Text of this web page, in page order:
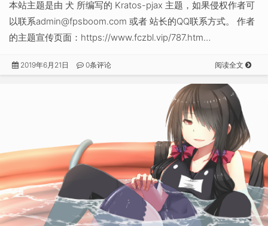
本站主题是由 犬 所编写的 Kratos-pjax 主题，如果侵权作者可
以联系admin@fpsboom.com 或者 站长的QQ联系方式。 作者
的主题宣传页面：https://www.fczbl.vip/787.htm…
2019年6月21日 0条评论 阅读全文